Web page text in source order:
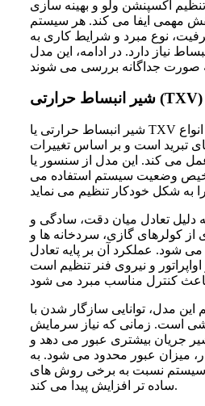
تنظیم اکسپنشن ولو و بهینه سازی
مهمی ایفا می کند. هر سیستم
نوع مبرد و شرایط کاری به
نیاز دارد. در ادامه، این مدل
شیر انبساط حرارتی (TXV)
شیر انبساط حرارتی یا TXV یکی از رایج ترین انواع
تبرید است و بر اساس تغییرات
می کند. این مدل از سنسور یا
وضعیت سیستم استفاده می
دلیل تعادل میان دقت، سادگی و
از کولرهای گازی، سردخانه ها و
می شود. عملکرد آن بر پایه تعادل
و نیروی فنر تنظیم است
این مدل، توانایی سازگار شدن با
است. زمانی که نیاز سرمایش
جریان بیشتری عبور می دهد و
میزان عبور محدود می شود. به
سیستم نسبت به برخی روش های
ساده تر افزایش پیدا می کند.